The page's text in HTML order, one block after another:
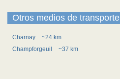
Otros medios de transporte
Charnay
~24 km
Champforgeuil
~37 km